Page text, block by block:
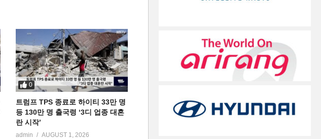
0
트럼프 TPS 종료로 하이티 33만 명
등 130만 명 출국령 ‘3디 업종 대혼
란 시작’
admin AUGUST 1, 2026